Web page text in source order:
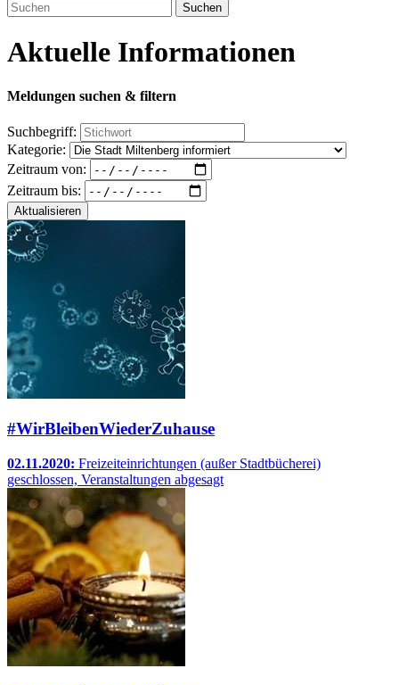
Suchen
Aktuelle Informationen
Meldungen suchen & filtern
Suchbegriff:
Kategorie:
Zeitraum von:
Zeitraum bis:
Aktualisieren
#WirBleibenWiederZuhause
02.11.2020: Freizeiteinrichtungen (außer Stadtbücherei)
geschlossen, Veranstaltungen abgesagt